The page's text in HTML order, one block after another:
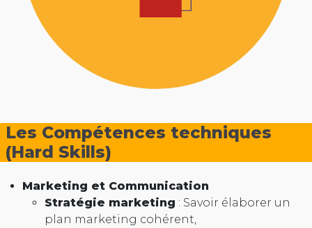
Les Compétences techniques
(Hard Skills)
Marketing et Communication
Stratégie marketing : Savoir élaborer un
plan marketing cohérent,